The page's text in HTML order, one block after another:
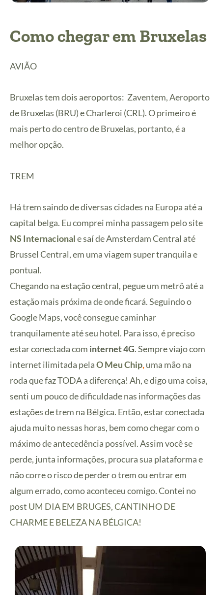
Como chegar em Bruxelas
AVIÃO
Bruxelas tem dois aeroportos: Zaventem, Aeroporto
de Bruxelas (BRU) e Charleroi (CRL). O primeiro é
mais perto do centro de Bruxelas, portanto, é a
melhor opção.
TREM
Há trem saindo de diversas cidades na Europa até a
capital belga. Eu comprei minha passagem pelo site
NS Internacionale saí de Amsterdam Central até
Brussel Central, em uma viagem super tranquila e
pontual.
Chegando na estação central, pegue um metrô até a
estação mais próxima de onde ficará. Seguindo o
Google Maps, você consegue caminhar
tranquilamente até seu hotel. Para isso, é preciso
estar conectada com internet 4G. Sempre viajo com
internet ilimitada pelaO Meu Chip,uma mão na
roda que faz TODA a diferença! Ah, e digo uma coisa,
senti um pouco de dificuldade nas informações das
estações de trem na Bélgica. Então, estar conectada
ajuda muito nessas horas, bem como chegar com o
máximo de antecedência possível. Assim você se
perde, junta informações, procura sua plataforma e
não corre o risco de perder o trem ou entrar em
algum errado, como aconteceu comigo. Contei no
post UM DIA EM BRUGES, CANTINHO DE
CHARME E BELEZA NA BÉLGICA!